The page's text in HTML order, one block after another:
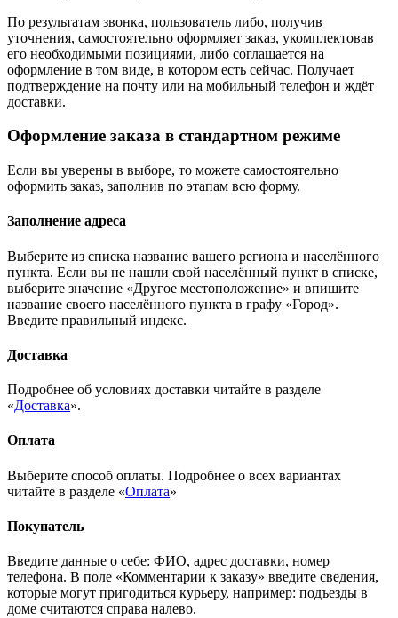
По результатам звонка, пользователь либо, получив
уточнения, самостоятельно оформляет заказ, укомплектовав
его необходимыми позициями, либо соглашается на
оформление в том виде, в котором есть сейчас. Получает
подтверждение на почту или на мобильный телефон и ждёт
доставки.
Оформление заказа в стандартном режиме
Если вы уверены в выборе, то можете самостоятельно
оформить заказ, заполнив по этапам всю форму.
Заполнение адреса
Выберите из списка название вашего региона и населённого
пункта. Если вы не нашли свой населённый пункт в списке,
выберите значение «Другое местоположение» и впишите
название своего населённого пункта в графу «Город».
Введите правильный индекс.
Доставка
Подробнее об условиях доставки читайте в разделе
«Доставка».
Оплата
Выберите способ оплаты. Подробнее о всех вариантах
читайте в разделе «Оплата»
Покупатель
Введите данные о себе: ФИО, адрес доставки, номер
телефона. В поле «Комментарии к заказу» введите сведения,
которые могут пригодиться курьеру, например: подъезды в
доме считаются справа налево.